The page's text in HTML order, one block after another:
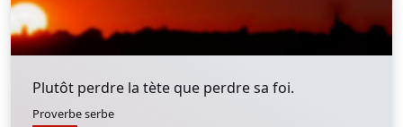
Plutôt perdre la tète que perdre sa foi.
Proverbe serbe